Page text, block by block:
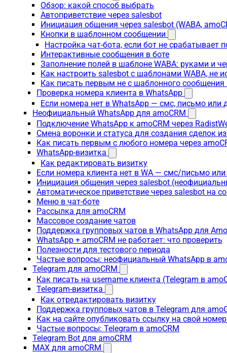
Обзор: какой способ выбрать
Автоприветствие через salesbot
Инициация общения через salesbot (WABA,
Кнопки в шаблонном сообщении
Настройка чат-бота, если бот не срабатывает
Интерактивные сообщения в боте
Заполнение полей в шаблоне WABA: руками и
Как настроить salesbot с шаблонами WABA, не
Как писать первым не с шаблонного сообщения
Проверка номера клиента в WhatsApp
Если номера нет в WhatsApp — смс, письмо или
Неофициальный WhatsApp для amoCRM
Подключение WhatsApp к amoCRM через
Смена воронки и статуса для создания сделок
Как писать первым с любого номера через
WhatsApp-визитка
Как редактировать визитку
Если номера клиента нет в WA — смс/письмо
Инициация общения через salesbot
Автоматическое приветствие через salesbot на
Меню в чат-боте
Рассылка для amoCRM
Массовое создание чатов
Поддержка групповых чатов в WhatsApp для
WhatsApp + amoCRM не работает: что проверить
Полезности для тестового периода
Частые вопросы: неофициальный WhatsApp в
Telegram для amoCRM
Как писать на username клиента (Telegram в
Telegram-визитка
Как отредактировать визитку
Поддержка групповых чатов в Telegram для
Как на сайте опубликовать ссылку на свой
Частые вопросы: Telegram в amoCRM
Telegram Bot для amoCRM
MAX для amoCRM